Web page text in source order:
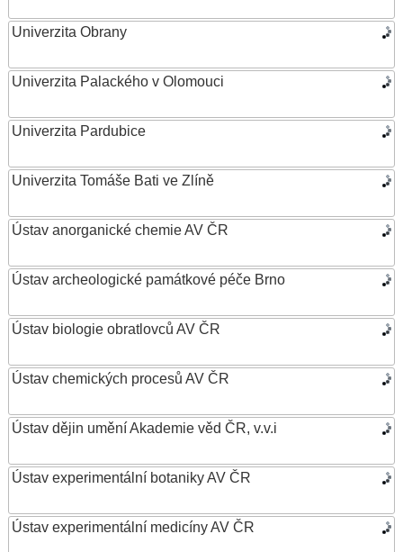
Univerzita Obrany
Univerzita Palackého v Olomouci
Univerzita Pardubice
Univerzita Tomáše Bati ve Zlíně
Ústav anorganické chemie AV ČR
Ústav archeologické památkové péče Brno
Ústav biologie obratlovců AV ČR
Ústav chemických procesů AV ČR
Ústav dějin umění Akademie věd ČR, v.v.i
Ústav experimentální botaniky AV ČR
Ústav experimentální medicíny AV ČR